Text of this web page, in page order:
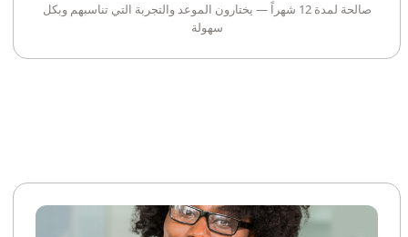
صالحة لمدة 12 شهراً — يختارون الموعد والتجربة التي تناسبهم وبكل
سهولة